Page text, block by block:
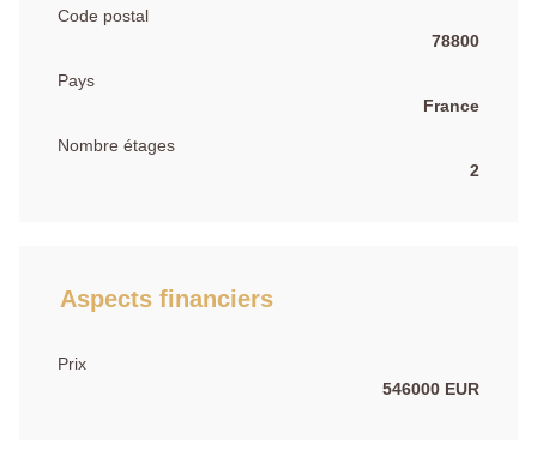
Code postal
78800
Pays
France
Nombre étages
2
Aspects financiers
Prix
546000 EUR